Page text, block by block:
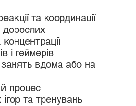
та координації
і геймерів
вдома або на
процес
та тренувань